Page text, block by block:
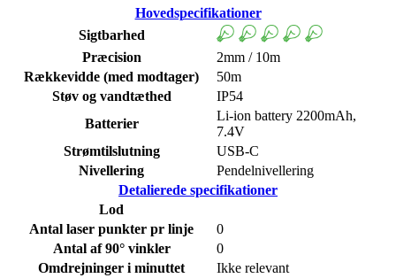
Hovedspecifikationer
Sigtbarhed
Præcision
2mm / 10m
Rækkevidde (med modtager)
50m
Støv og vandtæthed
IP54
Batterier
Li-ion battery 2200mAh,
7.4V
Strømtilslutning
USB-C
Nivellering
Pendelnivellering
Detalierede specifikationer
Lod
Antal laser punkter pr linje
0
Antal af 90° vinkler
0
Omdrejninger i minuttet
Ikke relevant